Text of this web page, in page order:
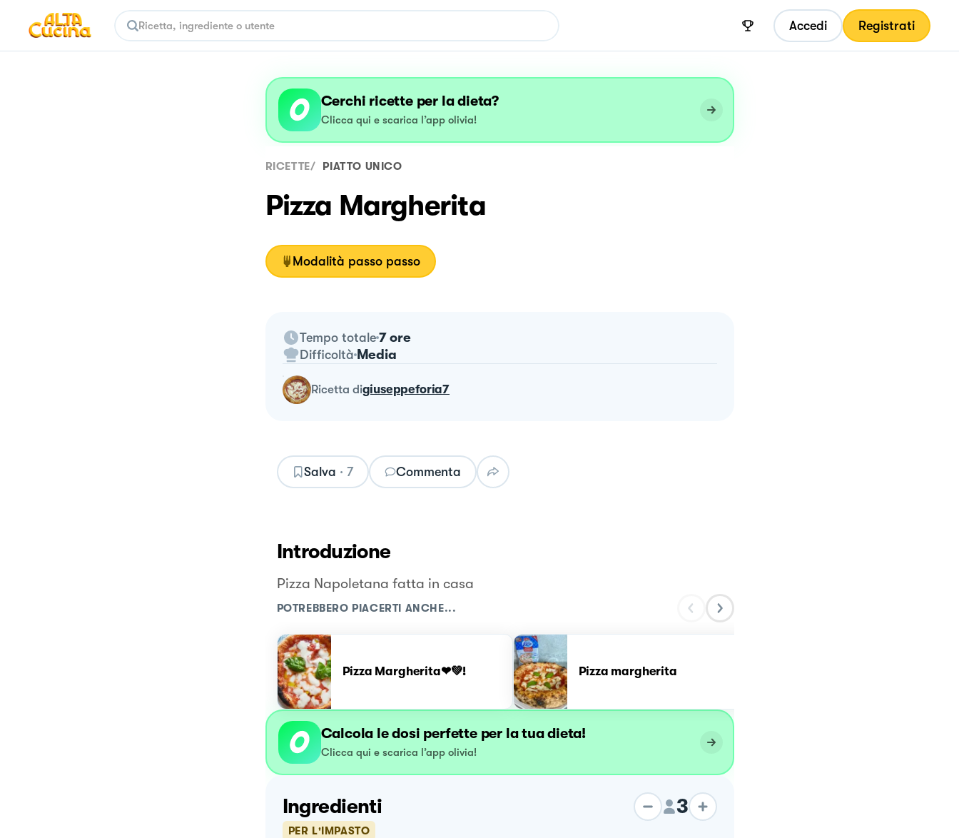
Accedi Registrati
Cerchi ricette per la dieta?
Clicca qui e scarica l’app olivia!
RICETTE/ PIATTO UNICO
Pizza Margherita
Modalità passo passo
Tempo totale 7 ore
Difficoltà Media
ricetta digiuseppeforia7
Salva · 7 Commenta
Introduzione
Pizza Napoletana fatta in casa
POTREBBERO PIACERTI ANCHE...
Pizza Margherita❤💚! Pizza margherita
Calcola le dosi perfette per la tua dieta!
Clicca qui e scarica l’app olivia!
Ingredienti 3
PER L'IMPASTO